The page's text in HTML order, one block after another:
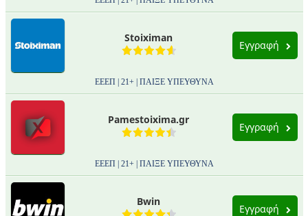
Stoiximan
Εγγραφή
ΕΕΕΠ | 21+ | ΠΑΙΞΕ ΥΠΕΥΘΥΝΑ
Pamestoixima.gr
Εγγραφή
ΕΕΕΠ | 21+ | ΠΑΙΞΕ ΥΠΕΥΘΥΝΑ
Bwin
Εγγραφή